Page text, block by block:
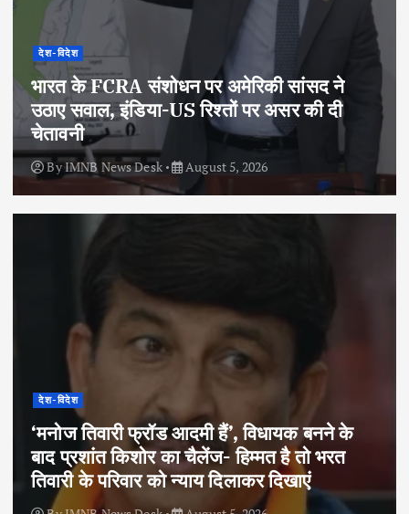
देश-विदेश
भारत के FCRA संशोधन पर अमेरिकी सांसद ने
उठाए सवाल, इंडिया-US रिश्तों पर असर की दी
चेतावनी
ByIMNB News Desk August 5, 2026
देश-विदेश
‘मनोज तिवारी फ्रॉड आदमी हैं’, विधायक बनने के
बाद प्रशांत किशोर का चैलेंज- हिम्मत है तो भरत
तिवारी के परिवार को न्याय दिलाकर दिखाएं